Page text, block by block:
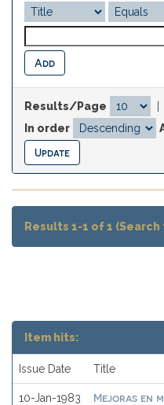
Results/Page
In order
Results 1-1 of 1
Item hits:
Issue Date Title
10-Jan-1983
Mejoras en